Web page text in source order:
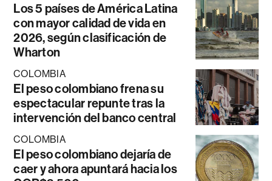
Los 5 países de América Latina
con mayor calidad de vida en
2026, según clasificación de
Wharton
COLOMBIA
El peso colombiano frena su
espectacular repunte tras la
intervención del banco central
COLOMBIA
El peso colombiano dejaría de
caer y ahora apuntará hacia los